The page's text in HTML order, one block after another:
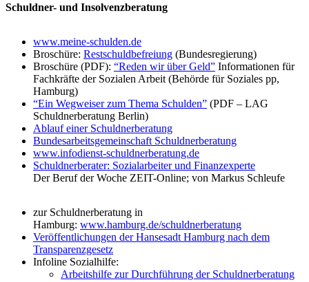
Schuldner- und Insolvenzberatung
www.meine-schulden.de
Broschüre: Restschuldbefreiung (Bundesregierung)
Broschüre (PDF): “Reden wir über Geld” Informationen für
Fachkräfte der Sozialen Arbeit (Behörde für Soziales pp,
Hamburg)
“Ein Wegweiser zum Thema Schulden” (PDF – LAG
Schuldnerberatung Berlin)
Ablauf einer Schuldnerberatung
Bundesarbeitsgemeinschaft Schuldnerberatung
www.infodienst-schuldnerberatung.de
Schuldnerberater: Sozialarbeiter und Finanzexperte
Der Beruf der Woche ZEIT-Online; von Markus Schleufe
zur Schuldnerberatung in
Hamburg: www.hamburg.de/schuldnerberatung
Veröffentlichungen der Hansesadt Hamburg nach dem
Transparenzgesetz
Infoline Sozialhilfe:
Arbeitshilfe zur Durchführung der Schuldnerberatung